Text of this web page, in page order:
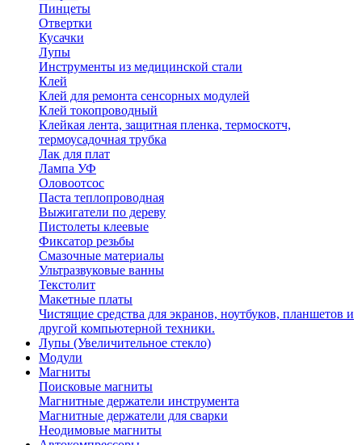
Пинцеты
Отвертки
Кусачки
Лупы
Инструменты из медицинской стали
Клей
Клей для ремонта сенсорных модулей
Клей токопроводный
Клейкая лента, защитная пленка, термоскотч,
термоусадочная трубка
Лак для плат
Лампа УФ
Оловоотсос
Паста теплопроводная
Выжигатели по дереву
Пистолеты клеевые
Фиксатор резьбы
Смазочные материалы
Ультразвуковые ванны
Текстолит
Макетные платы
Чистящие средства для экранов, ноутбуков, планшетов и
другой компьютерной техники.
Лупы (Увеличительное стекло)
Модули
Магниты
Поисковые магниты
Магнитные держатели инструмента
Магнитные держатели для сварки
Неодимовые магниты